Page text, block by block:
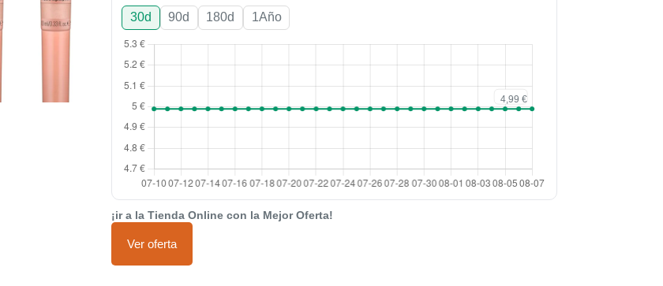
30d 90d 180d 1Año
¡ir a la Tienda Online con la Mejor Oferta!
Ver oferta